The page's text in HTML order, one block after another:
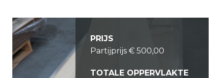
PRIJS
Partijprijs € 500,00
TOTALE OPPERVLAKTE